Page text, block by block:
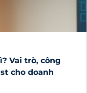
Vai trò, công
cho doanh